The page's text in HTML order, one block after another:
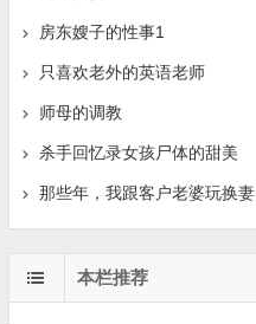
房东嫂子的性事1
只喜欢老外的英语老师
师母的调教
杀手回忆录女孩尸体的甜美
那些年，我跟客户老婆玩换妻
本栏推荐